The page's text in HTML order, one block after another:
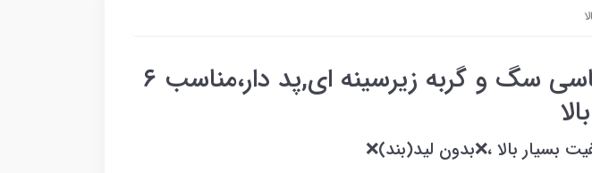
قلاده لباسی سگ و گربه زیرسینه ای,پد دار،مناسب ۶
بسیار بالا ،❌بدون لید(بند)❌